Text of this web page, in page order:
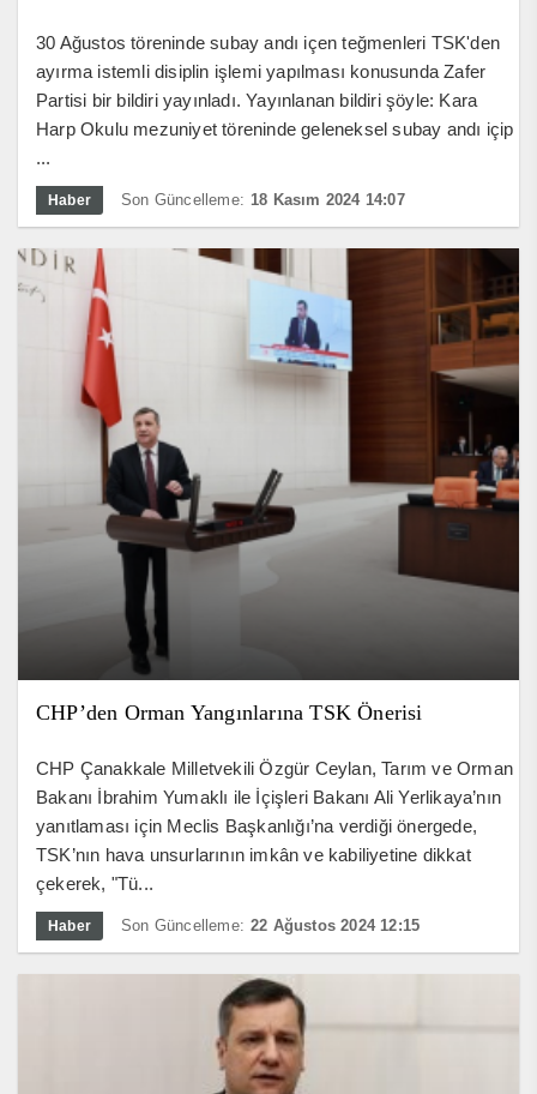
30 Ağustos töreninde subay andı içen teğmenleri TSK'den
ayırma istemli disiplin işlemi yapılması konusunda Zafer
Partisi bir bildiri yayınladı. Yayınlanan bildiri şöyle: Kara
Harp Okulu mezuniyet töreninde geleneksel subay andı içip
...
Haber Son Güncelleme: 18 Kasım 2024 14:07
CHP’den Orman Yangınlarına TSK Önerisi
CHP Çanakkale Milletvekili Özgür Ceylan, Tarım ve Orman
Bakanı İbrahim Yumaklı ile İçişleri Bakanı Ali Yerlikaya’nın
yanıtlaması için Meclis Başkanlığı’na verdiği önergede,
TSK’nın hava unsurlarının imkân ve kabiliyetine dikkat
çekerek, "Tü...
Haber Son Güncelleme: 22 Ağustos 2024 12:15